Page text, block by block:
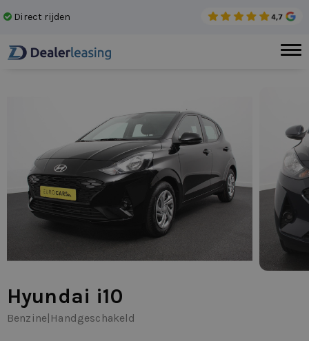
Direct rijden
Hyundai i10
Benzine Handgeschakeld